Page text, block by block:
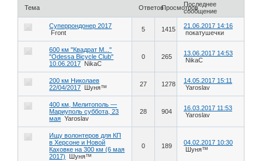
Тема ОтветовПросмотровПоследнее
сообщение
Суперрондонер 2017
Front
5 1415
21.06.2017 14:16
покатушечки
600 км "Квадрат М..."
"Odessa Bicycle Club"
10.06.2017 NikaC
0 265
13.06.2017 14:53
NikaC
200 км Николаев
22/04/2017
Шуня™ 27 1278
14.05.2017 15:11
Yaroslav
400 км, Мелитополь —
Мариуполь суббота, 23
мая Yaroslav
28 904
16.03.2017 11:53
Yaroslav
Ищу волонтеров для КП
в Херсоне и Новой
Каховке на 300 км (6 мая
2017)
Шуня™
0 189
04.02.2017 10:30
Шуня™